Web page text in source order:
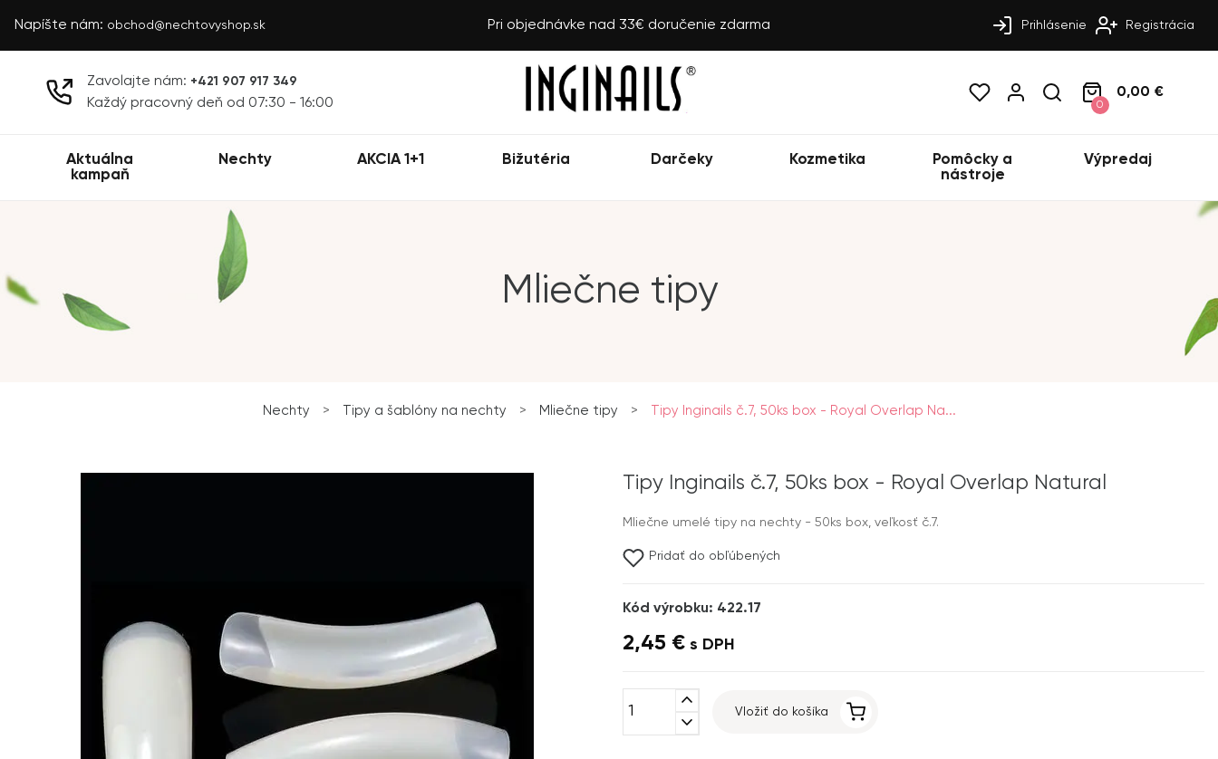
Napíšte nám: obchod@nechtovyshop.sk Pri objednávke nad 33€ doručenie zdarma Prihlásenie Registrácia
Zavolajte nám: +421 907 917 349
Každý pracovný deň od 07:30 - 16:00 0
0,00 €
Aktuálna
kampaň
Nechty AKCIA 1+1 Bižutéria Darčeky Kozmetika
Pomôcky a
nástroje
Výpredaj
Mliečne tipy
Nechty > Tipy a šablóny na nechty > Mliečne tipy > Tipy Inginails č.7, 50ks box - Royal Overlap Na...
Tipy Inginails č.7, 50ks box - Royal Overlap Natural
Mliečne umelé tipy na nechty - 50ks box, veľkosť č.7.
Pridať do obľúbených
Kód výrobku: 422.17
2,45 € s DPH
expand_less
expand_more
Vložiť do košíka